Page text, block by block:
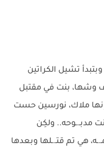
تشيل الكراتين
وشها، بنت في مقتبل
ملاك، نورسين حست
مدبـ.ـوحه.. ولكِن
هي تم قتـ.ـلها وبعدها